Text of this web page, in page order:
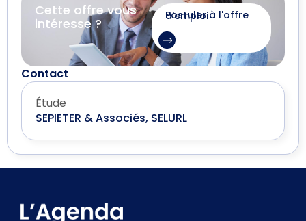
Cette offre vous
intéresse ?
Postuler à l'offre d'emploi
Contact
Étude
SEPIETER & Associés, SELURL